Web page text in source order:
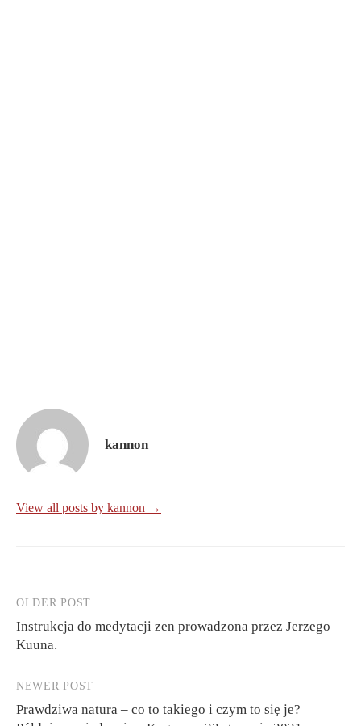
kannon
View all posts by kannon →
Post
navigation
OLDER POST
Instrukcja do medytacji zen prowadzona przez Jerzego
Kuuna.
NEWER POST
Prawdziwa natura – co to takiego i czym to się je?